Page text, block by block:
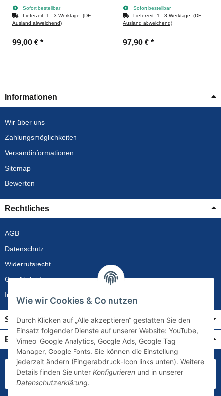
Saug-/Fernstartschlauch
POWERCONTROL
Sofort bestellbar
Lieferzeit: 1 - 3 Werktage (DE -
Ausland abweichend)
99,00 € *
Saug-/Fernstartschlauch
ON/OFF
Sofort bestellbar
Lieferzeit: 1 - 3 Werktage (DE -
Ausland abweichend)
97,90 € *
Informationen
Wir über uns
Zahlungsmöglichkeiten
Versandinformationen
Sitemap
Bewerten
Rechtliches
AGB
Datenschutz
Widerrufsrecht
Gewährleistung
Impressum
Service
Bezahlung & Versand
Wie wir Cookies & Co nutzen
Durch Klicken auf „Alle akzeptieren“ gestatten Sie den
Einsatz folgender Dienste auf unserer Website: YouTube,
Vimeo, Google Analytics, Google Ads, Google Tag
Manager, Google Fonts. Sie können die Einstellung
jederzeit ändern (Fingerabdruck-Icon links unten). Weitere
Details finden Sie unter Konfigurieren und in unserer
Datenschutzerklärung.